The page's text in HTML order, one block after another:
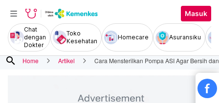
Masuk
Chat
dengan
Dokter
Toko
Kesehatan
Homecare Asuransiku
search Home Artikel Cara Mensterilkan Pompa ASI Agar Bersih